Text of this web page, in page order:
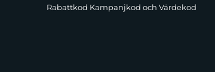
Rabattkod Kampanjkod och Värdekod